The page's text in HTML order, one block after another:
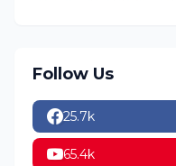
Follow Us
25.7k
65.4k